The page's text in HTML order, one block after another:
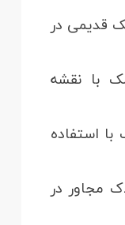
قدیمی در
با نقشه
استفاده
مجاور در